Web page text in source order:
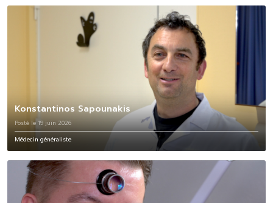
Konstantinos Sapounakis
Posté le 19 juin 2026
Médecin généraliste